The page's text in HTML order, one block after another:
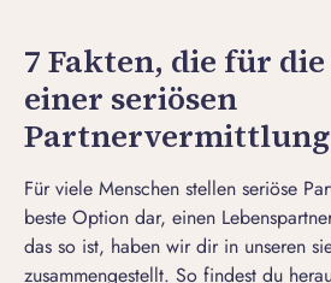
7 Fakten, die für
einer seriösen
Für viele Menschen stellen seriöse
beste Option dar, einen
das so ist, haben wir dir in unseren
zusammengestellt. So findest du